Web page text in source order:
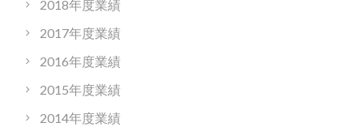
2018年度業績
2017年度業績
2016年度業績
2015年度業績
2014年度業績